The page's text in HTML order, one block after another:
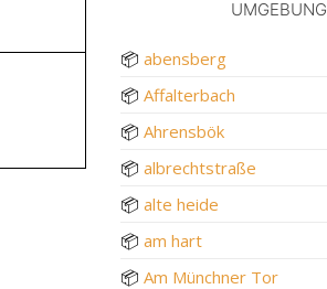
UMGEBUNG
📦 abensberg
📦 Affalterbach
📦 Ahrensbök
📦 albrechtstraße
📦 alte heide
📦 am hart
📦 Am Münchner Tor